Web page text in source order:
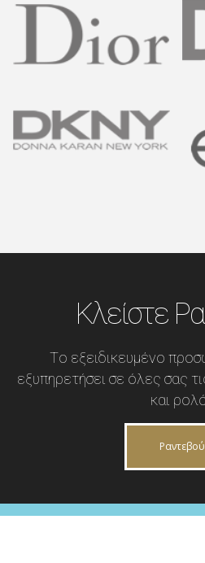
Κλείστε
Tο εξειδικευμένο
εξυπηρετήσει σε όλες σας
και
Ραντεβού